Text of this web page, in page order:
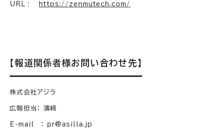
URL : https://zenmutech.com/
【報道関係者様お問い合わせ先】
株式会社アジラ
広報担当： 濱崎
E-mail ： pr@asilla.jp